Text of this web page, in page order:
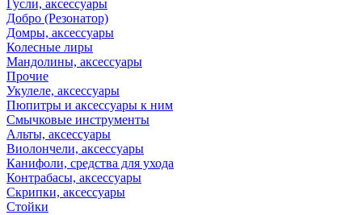
Гусли, аксессуары
Добро (Резонатор)
Домры, аксессуары
Колесные лиры
Мандолины, аксессуары
Прочие
Укулеле, аксессуары
Пюпитры и аксессуары к ним
Смычковые инструменты
Альты, аксессуары
Виолончели, аксессуары
Канифоли, средства для ухода
Контрабасы, аксессуары
Скрипки, аксессуары
Стойки